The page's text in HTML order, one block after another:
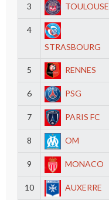
3 TOULOUSE
4
STRASBOURG
5 RENNES
6 PSG
7 PARIS FC
8 OM
9 MONACO
10 AUXERRE